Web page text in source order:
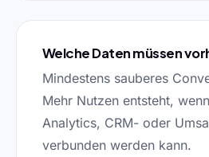
Welche Daten müssen
Mindestens sauberes
Mehr Nutzen entsteht,
Analytics, CRM- oder
verbunden werden kann.